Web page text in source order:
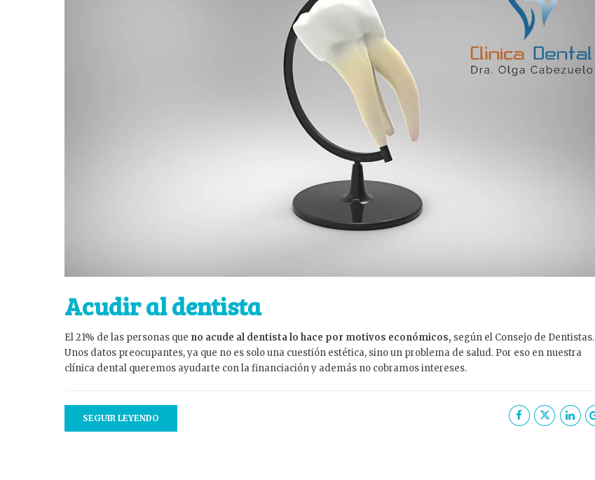
Acudir al dentista
El 21% de las personas que no acude al dentista lo hace por motivos económicos, según el Consejo de Dentistas.
Unos datos preocupantes, ya que no es solo una cuestión estética, sino un problema de salud. Por eso en nuestra
clínica dental queremos ayudarte con la financiación y además no cobramos intereses.
SEGUIR LEYENDO